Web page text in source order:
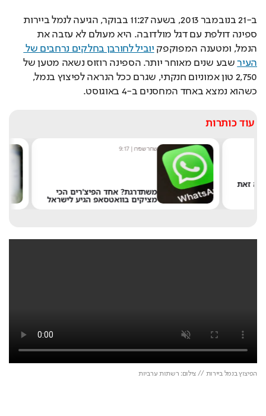
ב-21 בנובמבר 2013, בשעה 11:27 בבוקר, הגיעה לנמל ביירות
ספינה דולפת עם דגל מולדובה. היא מעולם לא עזבה את
הנמל, ומטענה המפוקפק
יוביל לחורבן בחלקים נרחבים של
העיר
שבע שנים מאוחר יותר. הספינה רוזוס נשאה מטען של
2,750 טון אמוניום חנקתי, שגרם ככל הנראה לפיצוץ בנמל,
כשהוא נמצא באחד המחסנים ב-4 באוגוסט.
עוד כותרות
שחר שפירו|
9:17
משתדרגת? אחד הפיצ'רים הכי
מציקים בוואטסאפ הגיע לישראל
הפיצוץ בנמל ביירות // צילום: רשתות ערביות